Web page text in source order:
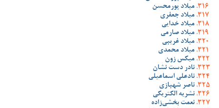
میلاد پورمحسن
میلاد جعفری
میلاد خدایی
میلاد صارمی
میلاد غریبی
میلاد محمدی
میکس زون
نادر دست نشان
نادعلی اسماعیلی
ناصر شهبازی
نشریه الکتریکی
نعمت بخشی‌زاده